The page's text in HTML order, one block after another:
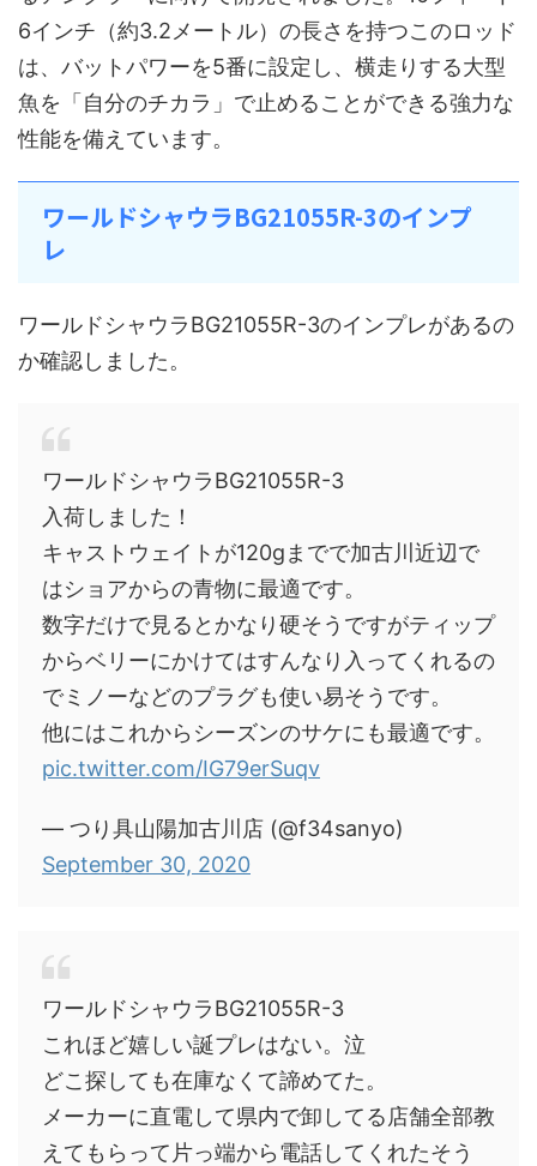
6インチ（約3.2メートル）の長さを持つこのロッド
は、バットパワーを5番に設定し、横走りする大型
魚を「自分のチカラ」で止めることができる強力な
性能を備えています。
ワールドシャウラBG21055R-3のインプ
レ
ワールドシャウラBG21055R-3のインプレがあるの
か確認しました。
ワールドシャウラBG21055R-3
入荷しました！
キャストウェイトが120gまでで加古川近辺で
はショアからの青物に最適です。
数字だけで見るとかなり硬そうですがティップ
からベリーにかけてはすんなり入ってくれるの
でミノーなどのプラグも使い易そうです。
他にはこれからシーズンのサケにも最適です。
pic.twitter.com/IG79erSuqv
— つり具山陽加古川店 (@f34sanyo)
September 30, 2020
ワールドシャウラBG21055R-3
これほど嬉しい誕プレはない。泣
どこ探しても在庫なくて諦めてた。
メーカーに直電して県内で卸してる店舗全部教
えてもらって片っ端から電話してくれたそう